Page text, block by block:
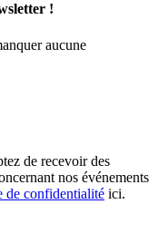
!
aucune
de recevoir des
nos événements
de confidentialité ici.